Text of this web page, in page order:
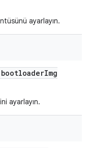
ayarlayın.
Img
ayarlayın.